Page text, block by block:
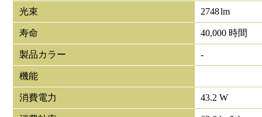
光束 2748lm
寿命 40,000 時間
製品カラー -
機能
消費電力 43.2 W